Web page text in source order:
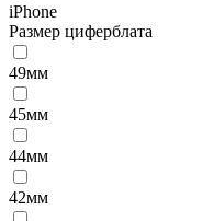
iPhone
Размер циферблата
49мм
45мм
44мм
42мм